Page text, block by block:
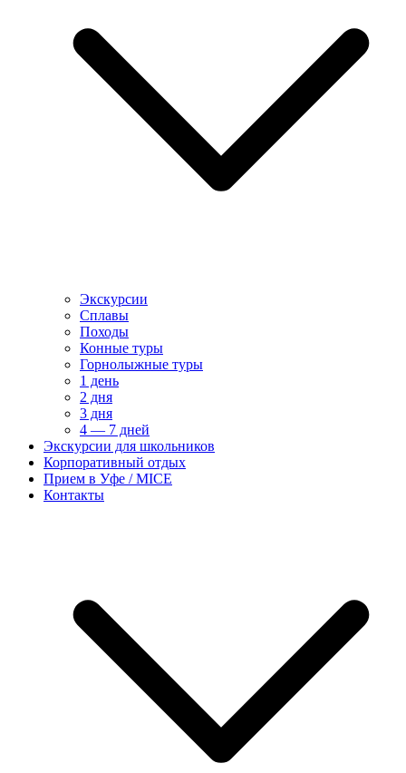
Экскурсии
Сплавы
Походы
Конные туры
Горнолыжные туры
1 день
2 дня
3 дня
4 — 7 дней
Экскурсии для школьников
Корпоративный отдых
Прием в Уфе / MICE
Контакты